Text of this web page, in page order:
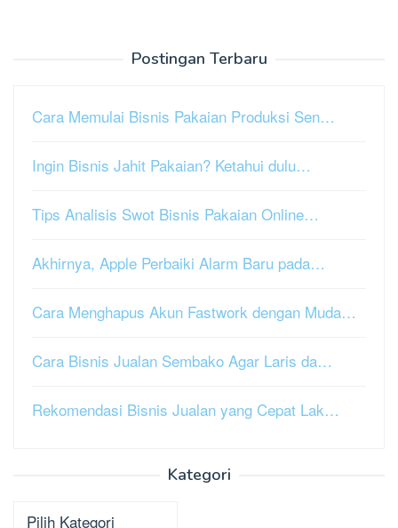
Postingan Terbaru
Cara Memulai Bisnis Pakaian Produksi Sen…
Ingin Bisnis Jahit Pakaian? Ketahui dulu…
Tips Analisis Swot Bisnis Pakaian Online…
Akhirnya, Apple Perbaiki Alarm Baru pada…
Cara Menghapus Akun Fastwork dengan Muda…
Cara Bisnis Jualan Sembako Agar Laris da…
Rekomendasi Bisnis Jualan yang Cepat Lak…
Kategori
Kategori